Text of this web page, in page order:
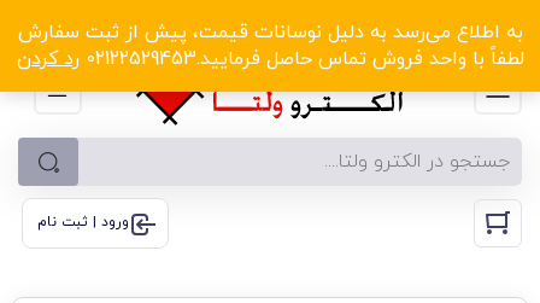
به اطلاع می‌رسد به دلیل نوسانات قیمت، پیش از ثبت سفارش
لطفاً با واحد فروش تماس حاصل فرمایید.02122529453
رد کردن
الکترو ولتا با تخفیف‌های شگفت‌انگیز! کلیک کنید
ورود | ثبت نام